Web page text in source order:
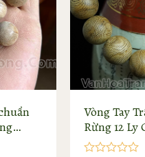
Vòng Tay
Rừng 12 Ly
Thơm Sống